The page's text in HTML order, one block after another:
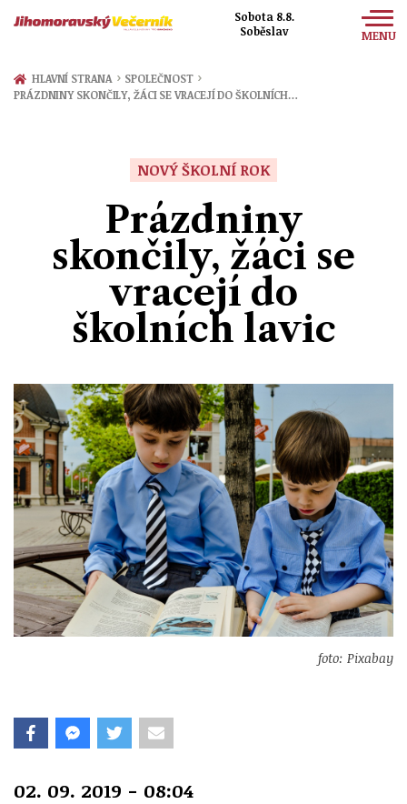
Sobota 8.8.
Soběslav
MENU
Zprávy
HLAVNÍ STRANA › SPOLEČNOST ›
PRÁZDNINY SKONČILY, ŽÁCI SE VRACEJÍ DO ŠKOLNÍCH…
NOVÝ ŠKOLNÍ ROK
Prázdniny
skončily, žáci se
vracejí do
školních lavic
foto: Pixabay
02. 09. 2019 - 08:04